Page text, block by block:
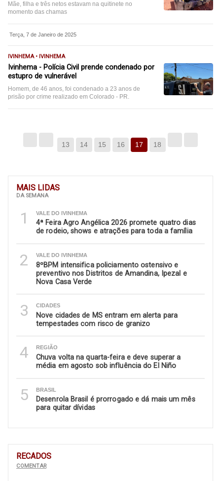
Mãe, filha e três netos estavam na quitinete no
momento das chamas
Terça, 7 de Janeiro de 2025
IVINHEMA • IVINHEMA
Ivinhema - Polícia Civil prende condenado por
estupro de vulnerável
Homem, de 46 anos, foi condenado a 23 anos de
prisão por crime realizado em Colorado - PR.
13 14 15 16 17 18
MAIS LIDAS
DA SEMANA
1 VALE DO IVINHEMA
4ª Feira Agro Angélica 2026 promete quatro dias
de rodeio, shows e atrações para toda a família
2 VALE DO IVINHEMA
8ºBPM intensifica policiamento ostensivo e
preventivo nos Distritos de Amandina, Ipezal e
Nova Casa Verde
3 CIDADES
Nove cidades de MS entram em alerta para
tempestades com risco de granizo
4 REGIÃO
Chuva volta na quarta-feira e deve superar a
média em agosto sob influência do El Niño
5 BRASIL
Desenrola Brasil é prorrogado e dá mais um mês
para quitar dívidas
RECADOS
COMENTAR